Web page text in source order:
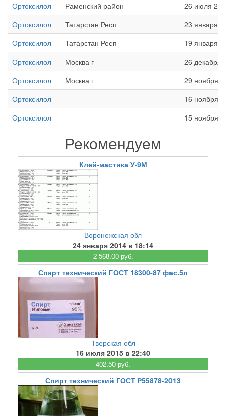
Ортоксилол
Раменский район
26 июля
Ортоксилол
Татарстан Респ
23 января
Ортоксилол
Татарстан Респ
19 января
Ортоксилол
Москва г
26 декабря
Ортоксилол
Москва г
29 ноября
Ортоксилол
16 ноября
Ортоксилол
15 ноября
Рекомендуем
Клей-мастика У-9М
Воронежская обл
24 января 2014 в 18:14
2 568.00 руб.
Спирт технический ГОСТ 18300-87 фас.5л
Тверская обл
16 июля 2015 в 22:40
402.50 руб.
Спирт технический ГОСТ Р55878-2013